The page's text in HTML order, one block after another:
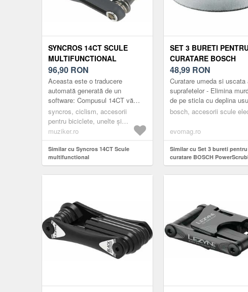
SYNCROS 14CT SCULE
MULTIFUNCTIONAL
96,90 RON
Aceasta este o traducere
automată generată de un
software: Compusul 14CT vă
oferă paisprezece elemente
esențiale ale traseului, plus un
instrument ...
syncros, ciclism, accesorii
pentru biciclete, unelte și
instrumente multifuncționale,
muziker.ro
Similar cu Syncros 14CT Scule
multifunctional
SET 3 BURETI
CURATARE BOSCH
POWERSCRUBBER
DIN MELAMINA,
UMEDA SI USCATA,
PERIA ELECTRICA
UNIVERSAL BRUSH
48,99 RON
Curatare umeda si uscata
suprafetelor - Elimina
de pe sticla cu deplina
Indeparteaza cu usurinta
bosch, accesorii scule
evomag.ro
Similar cu Set 3 bureti pentru
curatare BOSCH
Polish, din melamina,
umeda si uscata, pentru